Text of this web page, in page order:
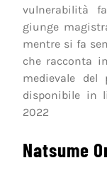
vulnerabilità
giunge
mentre si fa
che racconta
medievale del
disponibile in
2022
Natsume